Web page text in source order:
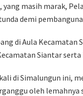
masih marak,
demi
di Aula
Siantar
di Simalungun ini,
oleh